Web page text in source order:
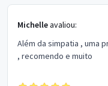
Michelleavaliou:
Além da simpatia , uma
, recomendo e muito